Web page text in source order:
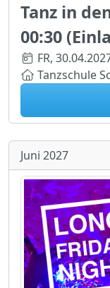
Tanz in
00:30
FR,
Tanzschule
Juni 2027